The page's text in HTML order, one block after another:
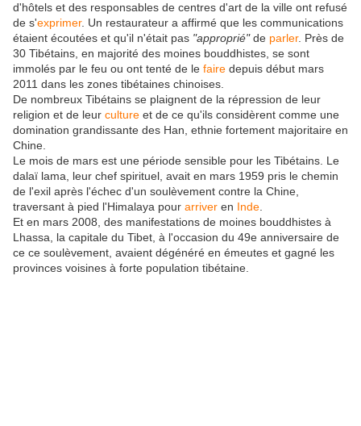
d'hôtels et des responsables de centres d'art de la ville ont refusé
de s'exprimer. Un restaurateur a affirmé que les communications
étaient écoutées et qu'il n'était pas "approprié"de parler. Près de
30 Tibétains, en majorité des moines bouddhistes, se sont
immolés par le feu ou ont tenté de le faire depuis début mars
2011 dans les zones tibétaines chinoises.
De nombreux Tibétains se plaignent de la répression de leur
religion et de leur culture et de ce qu'ils considèrent comme une
domination grandissante des Han, ethnie fortement majoritaire en
Chine.
Le mois de mars est une période sensible pour les Tibétains. Le
dalaï lama, leur chef spirituel, avait en mars 1959 pris le chemin
de l'exil après l'échec d'un soulèvement contre la Chine,
traversant à pied l'Himalaya pour arriver en Inde
Et en mars 2008, des manifestations de moines bouddhistes à
Lhassa, la capitale du Tibet, à l'occasion du 49e anniversaire de
ce ce soulèvement, avaient dégénéré en émeutes et gagné les
provinces voisines à forte population tibétaine.